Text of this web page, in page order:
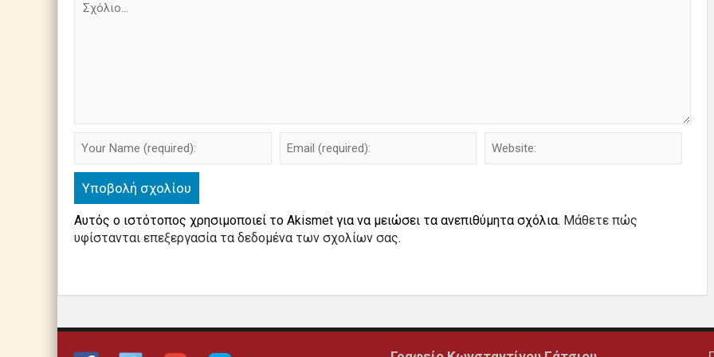
Αυτός ο ιστότοπος χρησιμοποιεί το Akismet για να μειώσει τα ανεπιθύμητα σχόλια. Μάθετε πώς
υφίστανται επεξεργασία τα δεδομένα των σχολίων σας.